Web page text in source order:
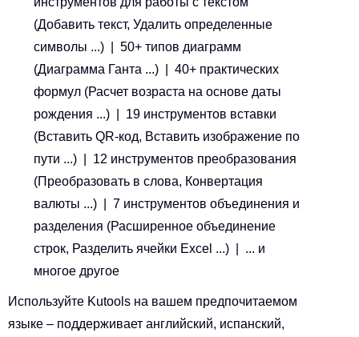
(Добавить текст, Удалить определенные
символы ...) | 50+ типов диаграмм
(Диаграмма Ганта ...) | 40+ практических
формул (Расчет возраста на основе даты
рождения ...) | 19 инструментов вставки
(Вставить QR-код, Вставить изображение по
пути ...) | 12 инструментов преобразования
(Преобразовать в слова, Конвертация
валюты ...) | 7 инструментов объединения и
разделения (Расширенное объединение
строк, Разделить ячейки Excel ...) | ... и
многое другое
Используйте Kutools на вашем предпочитаемом
языке – поддерживает английский, испанский,